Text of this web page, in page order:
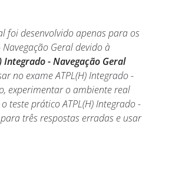
foi desenvolvido apenas para os
Geral devido à
Integrado - Navegação Geral
no exame ATPL(H) Integrado -
experimentar o ambiente real
teste prático ATPL(H) Integrado -
três respostas erradas e usar